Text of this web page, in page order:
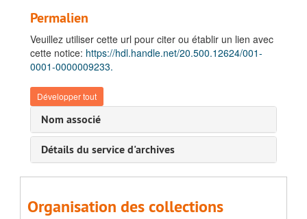
Permalien
Veuillez utiliser cette url pour citer ou établir un lien avec
cette notice: https://hdl.handle.net/20.500.12624/001-
0001-0000009233.
Développer tout
Nom associé
Détails du service d'archives
Organisation des collections